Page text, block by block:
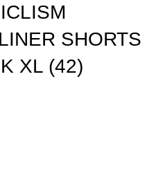
SHORTS
XL (42)